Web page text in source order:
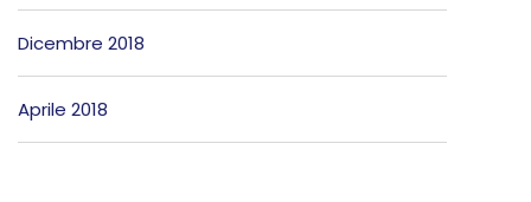
Dicembre 2018
Aprile 2018